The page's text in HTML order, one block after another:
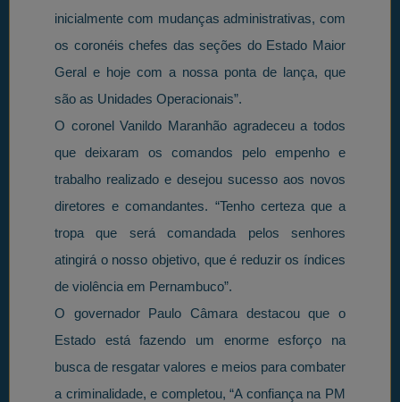
inicialmente com mudanças administrativas, com
os coronéis chefes das seções do Estado Maior
Geral e hoje com a nossa ponta de lança, que
são as Unidades Operacionais”.
O coronel Vanildo Maranhão agradeceu a todos
que deixaram os comandos pelo empenho e
trabalho realizado e desejou sucesso aos novos
diretores e comandantes. “Tenho certeza que a
tropa que será comandada pelos senhores
atingirá o nosso objetivo, que é reduzir os índices
de violência em Pernambuco”.
O governador Paulo Câmara destacou que o
Estado está fazendo um enorme esforço na
busca de resgatar valores e meios para combater
a criminalidade, e completou, “A confiança na PM